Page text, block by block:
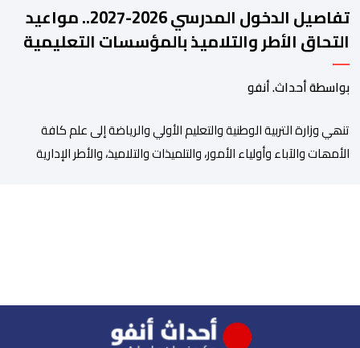
تفاصيل الدخول المدرسي 2026-2027.. مواعيد
التحاق الأطر والتلاميذ بالمؤسسات التعليمية
بواسطة أحداث. أنفو
تنھي وزارة التربیة الوطنیة والتعلیم الأولي والریاضة إلى علم كافة
الأمھات والآباء وأولیاء الأمور، والتلمیذات والتلامیذ، والأطر الإداریة